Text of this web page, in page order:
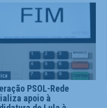
PSOL-Rede
apoio à